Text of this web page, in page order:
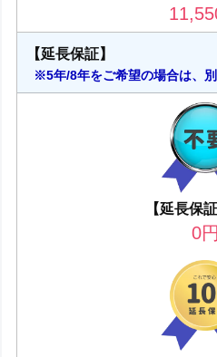
【延長保証】
※5年/8年をご希望の場合は、別
【延長保
0円